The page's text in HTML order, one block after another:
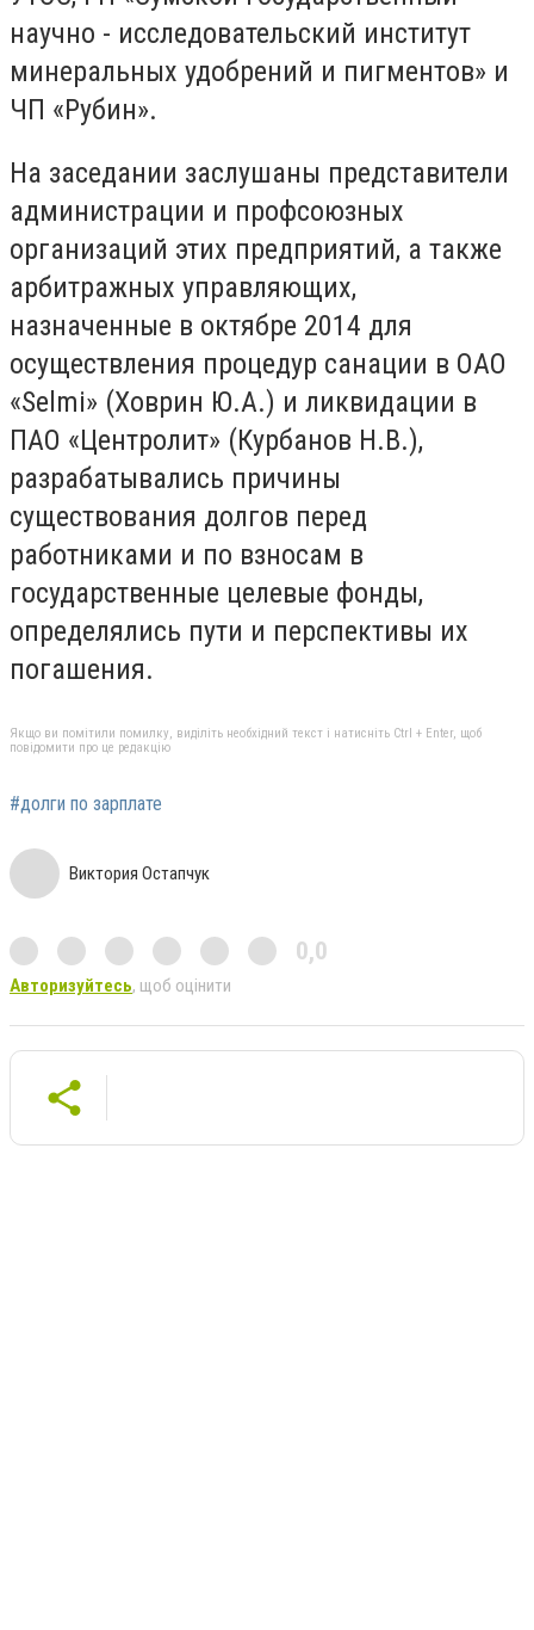
научно - исследовательский институт
минеральных удобрений и пигментов» и
ЧП «Рубин».
На заседании заслушаны представители
администрации и профсоюзных
организаций этих предприятий, а также
арбитражных управляющих,
назначенные в октябре 2014 для
осуществления процедур санации в ОАО
«Selmi» (Ховрин Ю.А.) и ликвидации в
ПАО «Центролит» (Курбанов Н.В.),
разрабатывались причины
существования долгов перед
работниками и по взносам в
государственные целевые фонды,
определялись пути и перспективы их
погашения.
Якщо ви помітили помилку, виділіть необхідний текст і натисніть Ctrl + Enter, щоб
повідомити про це редакцію
#долги по зарплате
Виктория Остапчук
0,0
Авторизуйтесь, щоб оцінити